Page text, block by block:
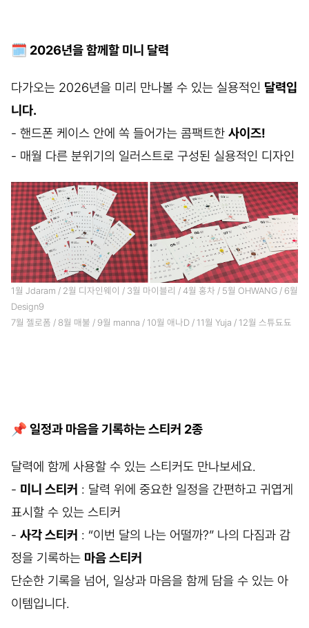
🗓 2026년을 함께할 미니 달력
다가오는 2026년을 미리 만나볼 수 있는 실용적인 달력입
니다.
- 핸드폰 케이스 안에 쏙 들어가는 콤팩트한 사이즈!
- 매월 다른 분위기의 일러스트로 구성된 실용적인 디자인
1월 Jdaram / 2월 디자인웨이 / 3월 마이블리 / 4월 홍차 / 5월 OHWANG / 6월
Design9
7월 젤로폼 / 8월 매불 / 9월 manna / 10월 애나D / 11월 Yuja / 12월 스튜됴됴
📌 일정과 마음을 기록하는 스티커 2종
달력에 함께 사용할 수 있는 스티커도 만나보세요.
- 미니 스티커 : 달력 위에 중요한 일정을 간편하고 귀엽게
표시할 수 있는 스티커
- 사각 스티커 : “이번 달의 나는 어떨까?” 나의 다짐과 감
정을 기록하는 마음 스티커
단순한 기록을 넘어, 일상과 마음을 함께 담을 수 있는 아
이템입니다.